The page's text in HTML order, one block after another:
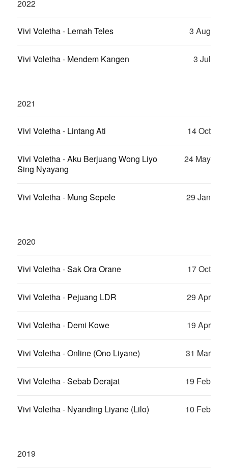
2022
Vivi Voletha - Lemah Teles 3 Aug
Vivi Voletha - Mendem Kangen 3 Jul
2021
Vivi Voletha - Lintang Ati 14 Oct
Vivi Voletha - Aku Berjuang Wong Liyo
Sing Nyayang
24 May
Vivi Voletha - Mung Sepele 29 Jan
2020
Vivi Voletha - Sak Ora Orane 17 Oct
Vivi Voletha - Pejuang LDR 29 Apr
Vivi Voletha - Demi Kowe 19 Apr
Vivi Voletha - Online (Ono Liyane) 31 Mar
Vivi Voletha - Sebab Derajat 19 Feb
Vivi Voletha - Nyanding Liyane (Lilo) 10 Feb
2019